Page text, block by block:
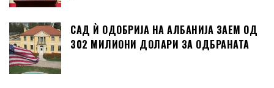
САД Ѝ ОДОБРИЈА НА АЛБАНИЈА ЗАЕМ ОД
302 МИЛИОНИ ДОЛАРИ ЗА ОДБРАНАТА